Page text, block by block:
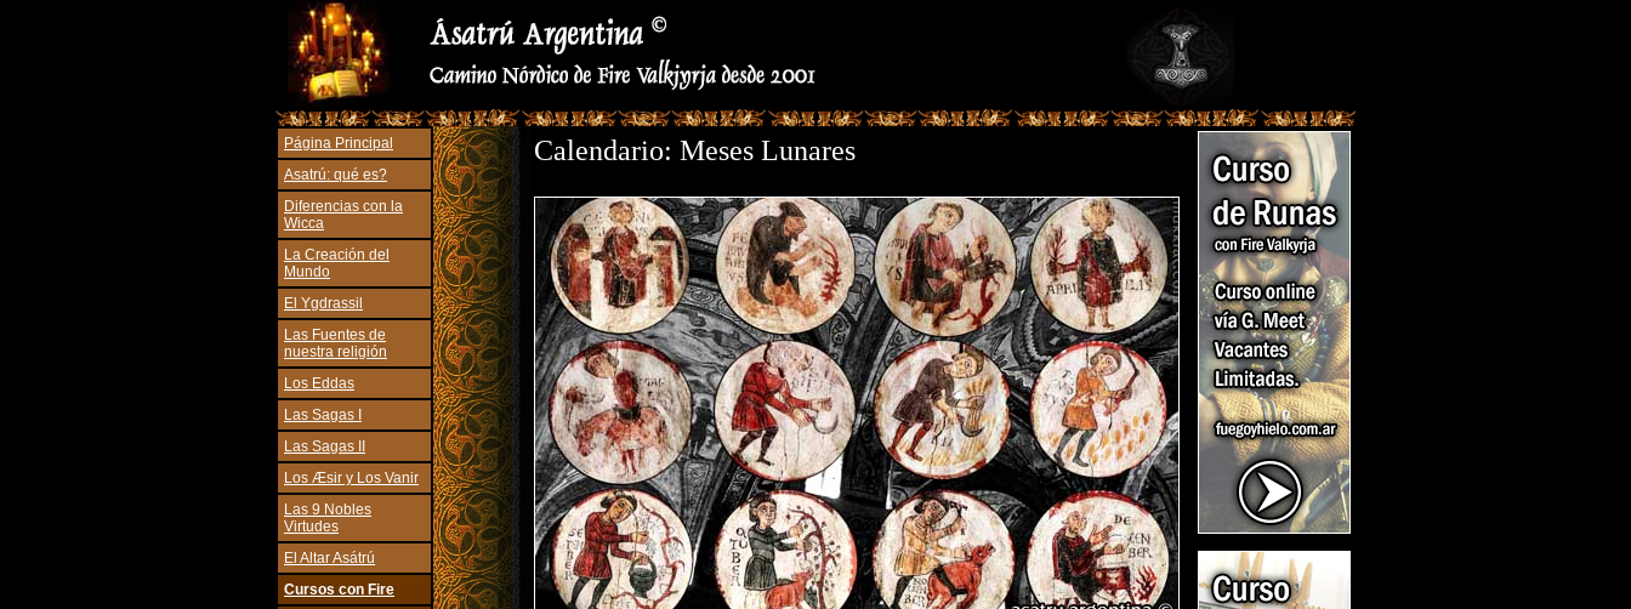
Página Principal
Asatrú: qué es?
Diferencias con la
Wicca
La Creación del
Mundo
El Ygdrassil
Las Fuentes de
nuestra religión
Los Eddas
Las Sagas I
Las Sagas II
Los Æsir y Los Vanir
Las 9 Nobles
Virtudes
El Altar Asátrú
Cursos con Fire
Calendario: Meses Lunares